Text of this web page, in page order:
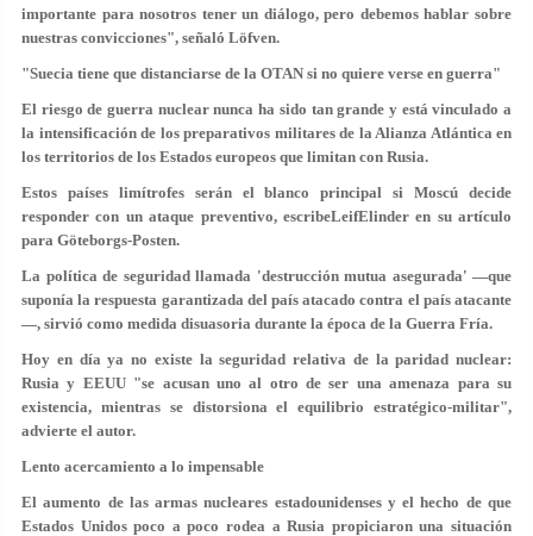
importante para nosotros tener un diálogo, pero debemos hablar sobre
nuestras convicciones", señaló Löfven.
"Suecia tiene que distanciarse de la OTAN si no quiere verse en guerra"
El riesgo de guerra nuclear nunca ha sido tan grande y está vinculado a
la intensificación de los preparativos militares de la Alianza Atlántica en
los territorios de los Estados europeos que limitan con Rusia.
Estos países limítrofes serán el blanco principal si Moscú decide
responder con un ataque preventivo, escribeLeifElinder en su artículo
para Göteborgs-Posten.
La política de seguridad llamada 'destrucción mutua asegurada' —que
suponía la respuesta garantizada del país atacado contra el país atacante
—, sirvió como medida disuasoria durante la época de la Guerra Fría.
Hoy en día ya no existe la seguridad relativa de la paridad nuclear:
Rusia y EEUU "se acusan uno al otro de ser una amenaza para su
existencia, mientras se distorsiona el equilibrio estratégico-militar",
advierte el autor.
Lento acercamiento a lo impensable
El aumento de las armas nucleares estadounidenses y el hecho de que
Estados Unidos poco a poco rodea a Rusia propiciaron una situación